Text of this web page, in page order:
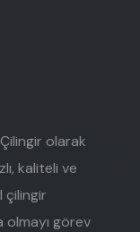
olarak
kaliteli ve
çilingir
olmayı görev